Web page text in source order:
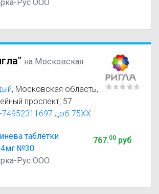
Рус ООО
на Московская
, Московская область,
проспект, 57
доб.75XX
таблетки
№30
Рус ООО
767.00руб